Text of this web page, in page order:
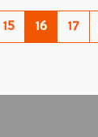
15 16 17